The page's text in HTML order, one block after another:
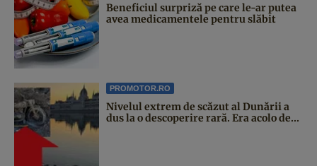
Beneficiul surpriză pe care le-ar putea
avea medicamentele pentru slăbit
PROMOTOR.RO
Nivelul extrem de scăzut al Dunării a
dus la o descoperire rară. Era acolo de...